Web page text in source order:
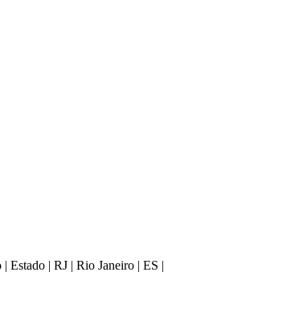
| RJ | Rio Janeiro | ES |